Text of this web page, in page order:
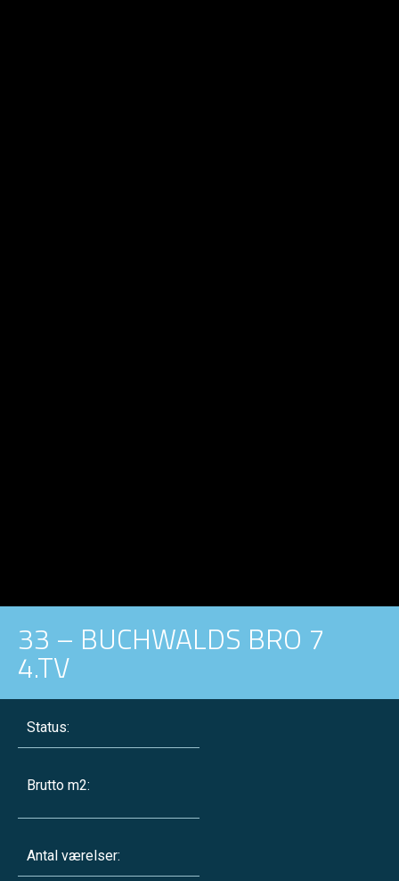
33 – BUCHWALDS BRO 7
4.TV
Status:
Brutto m2:
Antal værelser: